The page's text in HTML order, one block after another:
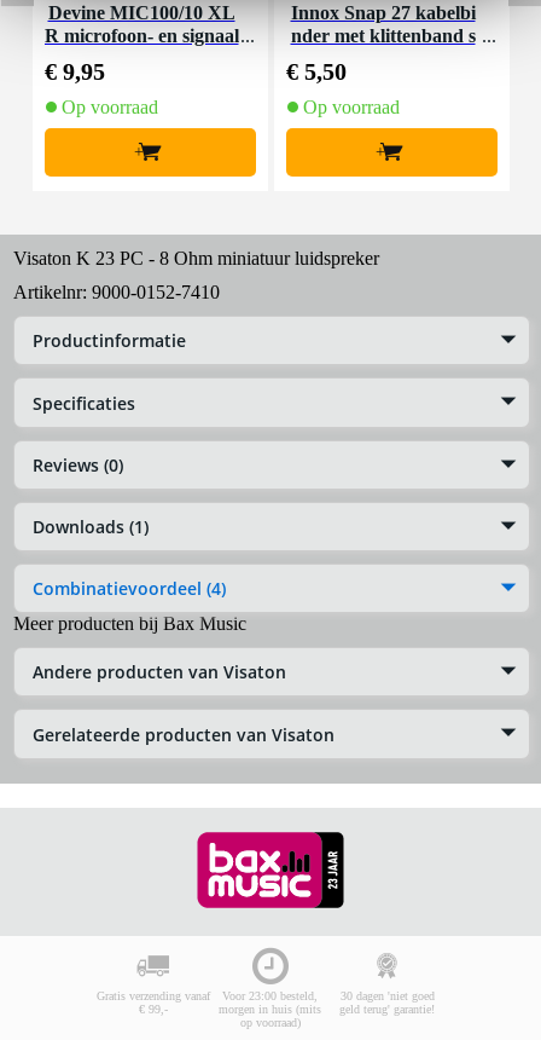
Devine MIC100/10 XL
R microfoon- en signaal
€ 9,95
Op voorraad
+
Innox Snap 27 kabelbi
nder met klittenband s
€ 5,50
Op voorraad
+
Visaton K 23 PC - 8 Ohm miniatuur luidspreker
Artikelnr: 9000-0152-7410
Productinformatie
Specificaties
Reviews (0)
Downloads (1)
Combinatievoordeel (4)
Meer producten bij Bax Music
Andere producten van Visaton
Gerelateerde producten van Visaton
Gratis verzending vanaf
€ 99,-
Voor 23:00 besteld,
morgen in huis (mits
op voorraad)
30 dagen 'niet goed
geld terug' garantie!